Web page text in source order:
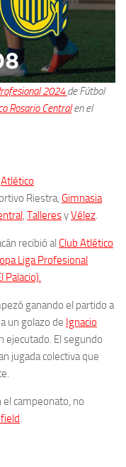
2024de Fútbol
Rosario Centralen el
Atlético
Riestra, Gimnasia
, TalleresyVélez.
recibió al Club Atlético
Liga Profesional
Palacio).
ganando el partido a
un golazo de Ignacio
ejecutado. El segundo
jugada colectiva que
campeonato, no
.